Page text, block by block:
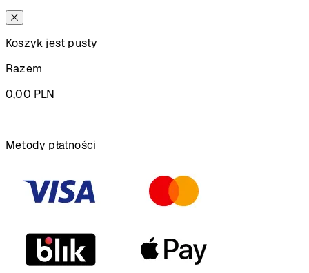
Koszyk jest pusty
Razem
0,00 PLN
Metody płatności